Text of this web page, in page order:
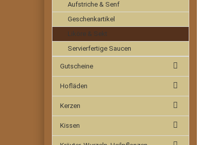
Aufstriche & Senf
Geschenkartikel
Liköre & Sekt
Servierfertige Saucen
Gutscheine
Hofläden
Kerzen
Kissen